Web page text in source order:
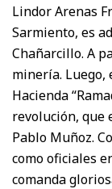
Lindor Arenas
Sarmiento, es
Chañarcillo. A
minería. Luego,
Hacienda
revolución, que
Pablo Muñoz.
como oficiales
comanda